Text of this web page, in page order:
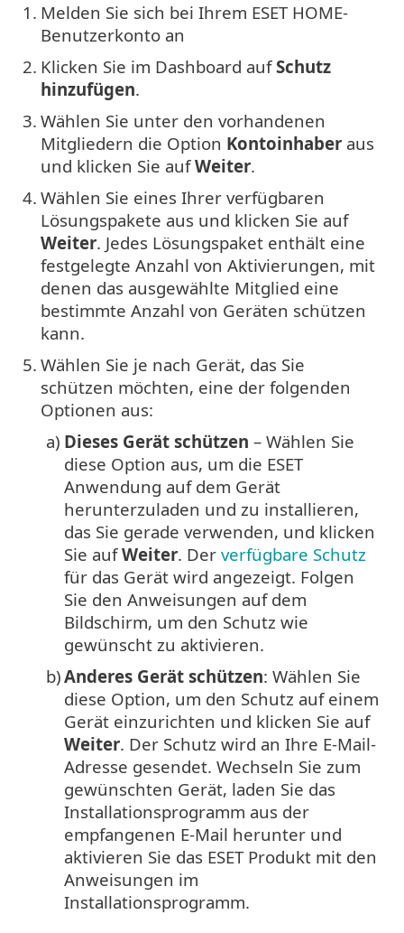
1. Melden Sie sich bei Ihrem ESET HOME-
Benutzerkonto an
2. Klicken Sie im Dashboard aufSchutz
hinzufügen.
3. Wählen Sie unter den vorhandenen
Mitgliedern die Option Kontoinhaber aus
und klicken Sie aufWeiter.
4. Wählen Sie eines Ihrer verfügbaren
Lösungspakete aus und klicken Sie auf
Weiter. Jedes Lösungspaket enthält eine
festgelegte Anzahl von Aktivierungen, mit
denen das ausgewählte Mitglied eine
bestimmte Anzahl von Geräten schützen
kann.
5. Wählen Sie je nach Gerät, das Sie
schützen möchten, eine der folgenden
Optionen aus:
a) Dieses Gerät schützen – Wählen Sie
diese Option aus, um die ESET
Anwendung auf dem Gerät
herunterzuladen und zu installieren,
das Sie gerade verwenden, und klicken
Sie aufWeiter. Der verfügbare Schutz
für das Gerät wird angezeigt. Folgen
Sie den Anweisungen auf dem
Bildschirm, um den Schutz wie
gewünscht zu aktivieren.
b)Anderes Gerät schützen: Wählen Sie
diese Option, um den Schutz auf einem
Gerät einzurichten und klicken Sie auf
Weiter. Der Schutz wird an Ihre E-Mail-
Adresse gesendet. Wechseln Sie zum
gewünschten Gerät, laden Sie das
Installationsprogramm aus der
empfangenen E-Mail herunter und
aktivieren Sie das ESET Produkt mit den
Anweisungen im
Installationsprogramm.